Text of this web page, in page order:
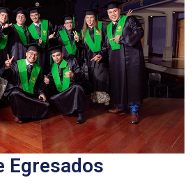
Egresados